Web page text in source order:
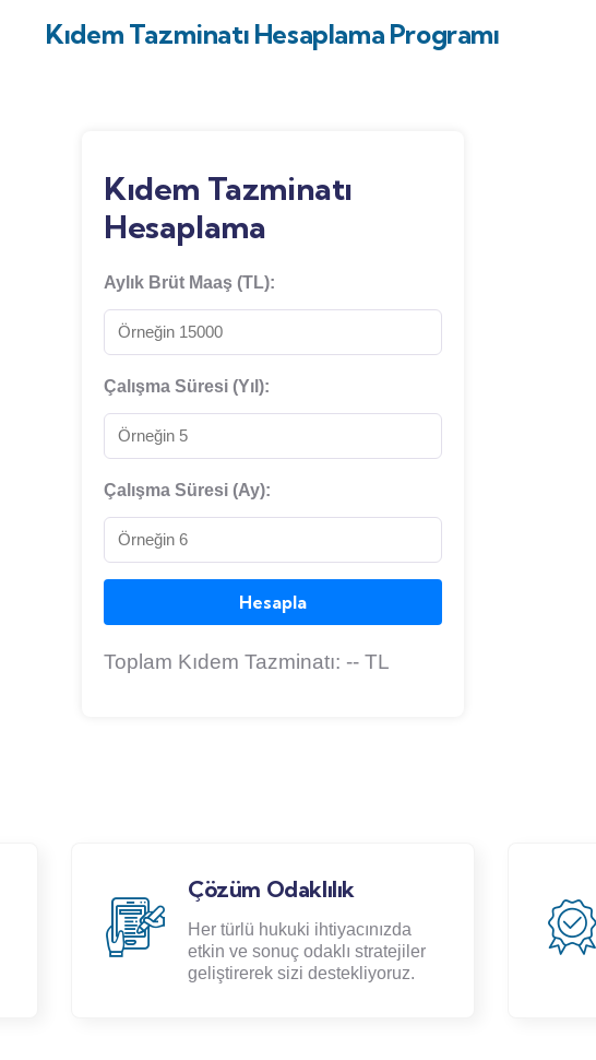
Kıdem Tazminatı Hesaplama Programı
Kıdem Tazminatı
Hesaplama
Aylık Brüt Maaş (TL):
Çalışma Süresi (Yıl):
Çalışma Süresi (Ay):
Hesapla
Toplam Kıdem Tazminatı: -- TL
Tecrübe
En zorlu hukuki sorunları
çözmede uzman kadromuzla
hizmet veriyoruz.